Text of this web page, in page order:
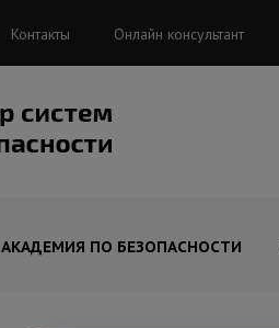
Контакты Онлайн консультант
АКАДЕМИЯ ПО БЕЗОПАСНОСТИ